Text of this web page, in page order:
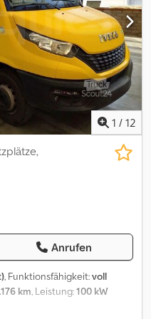
8.59 m - Achsen: 2 - Motor:
- ABS - ASR
-
dem europäischen
1 / 12
Anrufen
, Funktionsfähigkeit:voll
km, Leistung:100 kW